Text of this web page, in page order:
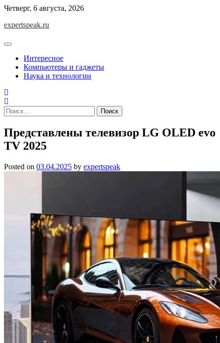
Skip
content
Четверг, 6 августа, 2026
expertspeak.ru
Интересное
Компьютеры и гаджеты
Наука и технологии
Найти:
Представлены телевизор LG OLED evo
TV 2025
Posted on 03.04.2025 by expertspeak